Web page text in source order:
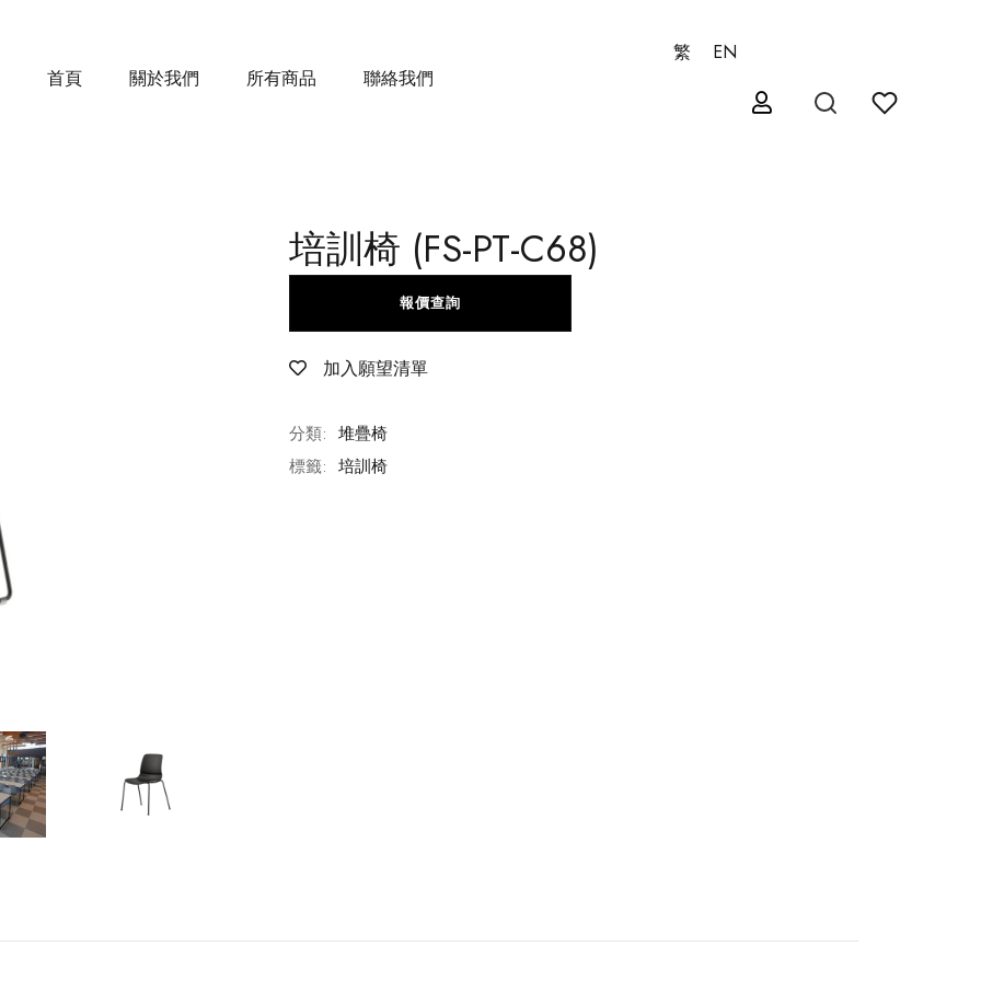
首頁 關於我們 所有商品 聯絡我們
繁 EN
培訓椅 (FS-PT-C68)
加入願望清單
報價查詢
分類: 堆疊椅
標籤: 培訓椅